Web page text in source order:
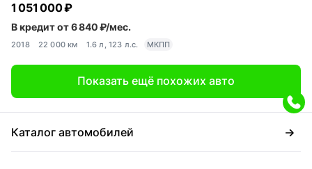
1 051 000 ₽
В кредит от 6 840 ₽/мес.
2018 22 000 км 1.6 л, 123 л.с. МКПП
Показать ещё похожих авто
Каталог автомобилей